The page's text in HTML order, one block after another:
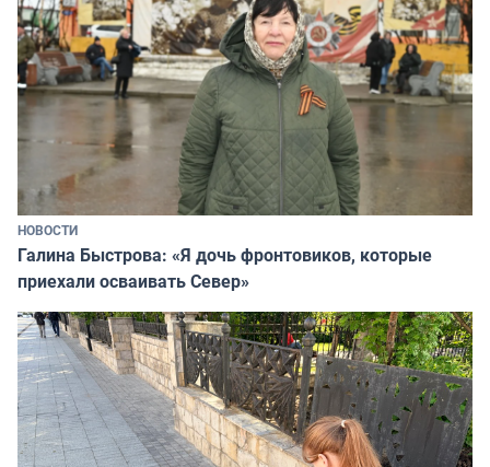
НОВОСТИ
Галина Быстрова: «Я дочь фронтовиков, которые
приехали осваивать Север»